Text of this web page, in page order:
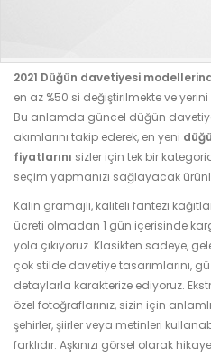
2021 Düğün davetiyesi
en az %50 si değiştirilmekte ve
Bu anlamda güncel düğün
akımlarını takip ederek, en yeni
fiyatlarını sizler için tek bir
seçim yapmanızı sağlayacak
Kalın gramajlı, kaliteli fantezi
ücreti olmadan 1 gün içerisinde
yola çıkıyoruz. Klasikten sadeye,
çok stilde davetiye tasarımlarını,
detaylarla karakterize ediyoruz.
özel fotoğraflarınız, sizin için
şehirler, şiirler veya metinleri
farklıdır. Aşkınızı görsel olarak